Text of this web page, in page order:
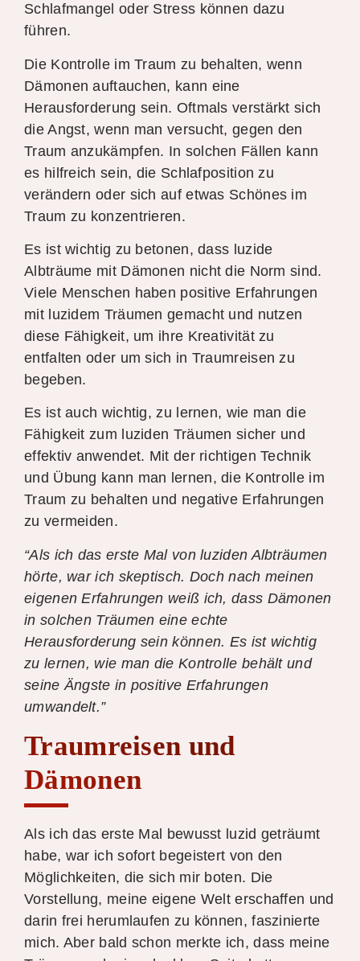
Schlafmangel oder Stress können dazu
führen.
Die Kontrolle im Traum zu behalten, wenn
Dämonen auftauchen, kann eine
Herausforderung sein. Oftmals verstärkt sich
die Angst, wenn man versucht, gegen den
Traum anzukämpfen. In solchen Fällen kann
es hilfreich sein, die Schlafposition zu
verändern oder sich auf etwas Schönes im
Traum zu konzentrieren.
Es ist wichtig zu betonen, dass luzide
Albträume mit Dämonen nicht die Norm sind.
Viele Menschen haben positive Erfahrungen
mit luzidem Träumen gemacht und nutzen
diese Fähigkeit, um ihre Kreativität zu
entfalten oder um sich in Traumreisen zu
begeben.
Es ist auch wichtig, zu lernen, wie man die
Fähigkeit zum luziden Träumen sicher und
effektiv anwendet. Mit der richtigen Technik
und Übung kann man lernen, die Kontrolle im
Traum zu behalten und negative Erfahrungen
zu vermeiden.
“Als ich das erste Mal von luziden Albträumen
hörte, war ich skeptisch. Doch nach meinen
eigenen Erfahrungen weiß ich, dass Dämonen
in solchen Träumen eine echte
Herausforderung sein können. Es ist wichtig
zu lernen, wie man die Kontrolle behält und
seine Ängste in positive Erfahrungen
umwandelt.”
Traumreisen und
Dämonen
Als ich das erste Mal bewusst luzid geträumt
habe, war ich sofort begeistert von den
Möglichkeiten, die sich mir boten. Die
Vorstellung, meine eigene Welt erschaffen und
darin frei herumlaufen zu können, faszinierte
mich. Aber bald schon merkte ich, dass meine